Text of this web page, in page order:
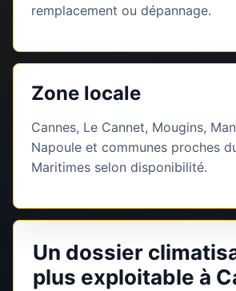
remplacement ou dépannage.
Zone locale
Cannes, Le Cannet, Mougins,
Napoule et communes proches
Maritimes selon disponibilité.
Un dossier
plus exploitable à